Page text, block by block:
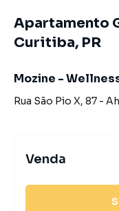
Apartamento
Curitiba, PR
Mozine -
Rua São Pio X, 87 -
Venda